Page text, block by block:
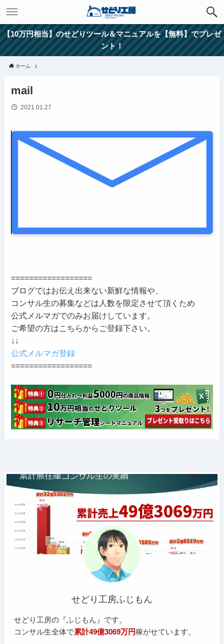
【10万円相当】のせどりツール＆マニュアルを【無料】でプレゼ
ント！
ホーム
mail
2021.01.27
==================
ブログではお伝え出来ない新鮮な情報や、
コンサル生の募集などは人数を限定させて頂くため
公式メルマガでのみお届けしています。
ご希望の方はこちらからご登録下さい。
↓↓
公式メルマガ登録
==================
せどり工房ふじもん
せどり工房の『ふじもん』です。
コンサル生全体で累計49億3069万円稼がせています。